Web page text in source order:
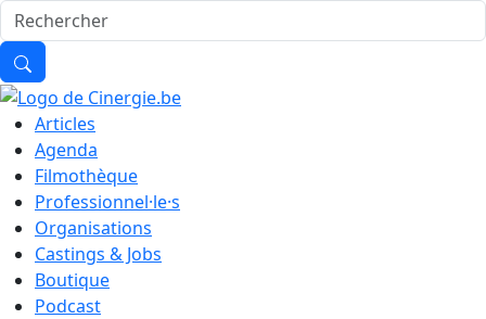
Articles
Agenda
Filmothèque
Professionnel·le·s
Organisations
Castings & Jobs
Boutique
Podcast